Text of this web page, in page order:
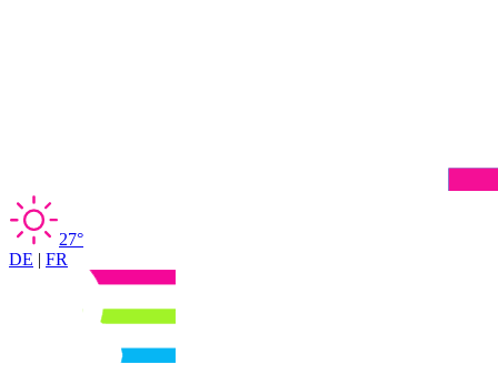
27°
DE | FR